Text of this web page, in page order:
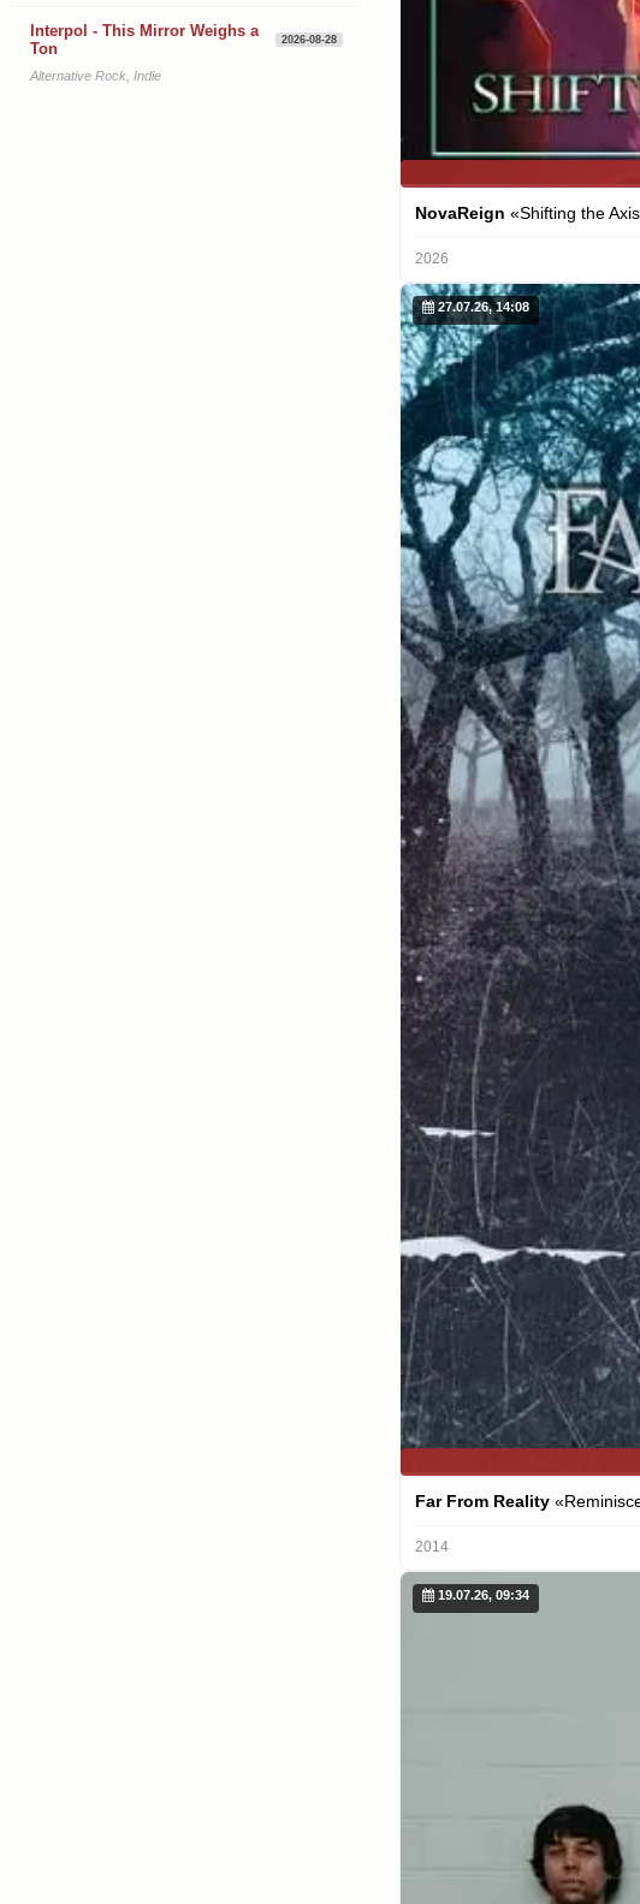
NovaReign «Shifting the
2026
27.07.26, 14:08
Far From Reality
2014
19.07.26, 09:34
Interpol - This Mirror Weighs a
Ton
2026-08-28
Alternative Rock, Indie